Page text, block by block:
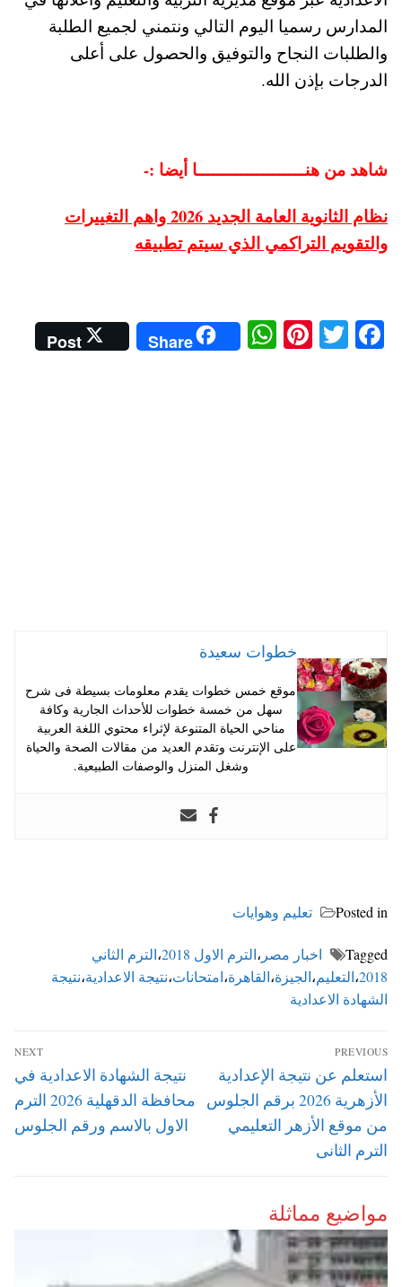
المدارس رسميا اليوم التالي ونتمني لجميع الطلبة
والطلبات النجاح والتوفيق والحصول على أعلى
الدرجات بإذن الله.
شاهد من هنــــــــــــــــــــا أيضا :-
نظام الثانوية العامة الجديد 2026 واهم التغييرات
والتقويم التراكمي الذي سيتم تطبيقه
Fa
T
Pi
W
ha
Share
Post
خطوات سعيدة
موقع خمس خطوات يقدم معلومات بسيطة فى شرح
سهل من خمسة خطوات للأحداث الجارية وكافة
مناحي الحياة المتنوعة لإثراء محتوي اللغة العربية
على الإنترنت وتقدم العديد من مقالات الصحة والحياة
وشغل المنزل والوصفات الطبيعية.
Posted in تعليم وهوايات
Tagged اخبار مصر ،الترم الاول 2018 ،الترم الثاني
2018،التعليم،الجيزة،القاهرة،امتحانات،نتيجة الاعدادية،نتيجة
الشهادة الاعدادية
تصفّح
المقالات
PREVIOUS
Previous
post:
استعلم عن نتيجة الإعدادية
الأزهرية 2026 برقم الجلوس
من موقع الأزهر التعليمي
الترم الثانى
NEXT
Next
post:
نتيجة الشهادة الاعدادية في
محافظة الدقهلية 2026 الترم
الاول بالاسم ورقم الجلوس
مواضيع مماثلة